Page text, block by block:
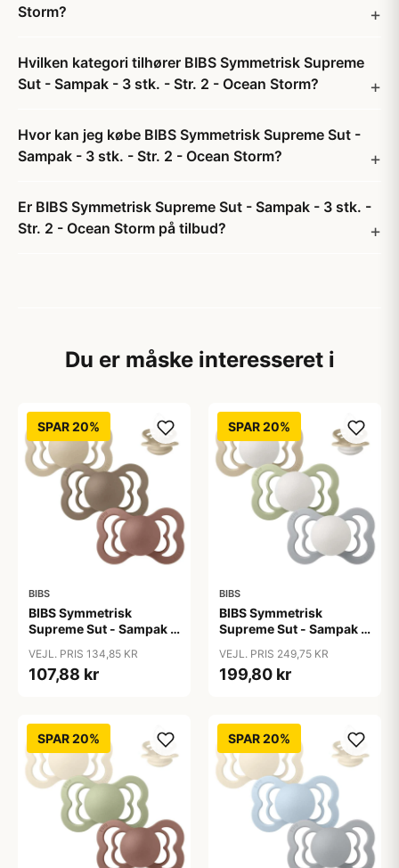
Storm?
Hvilken kategori tilhører BIBS Symmetrisk Supreme
Sut - Sampak - 3 stk. - Str. 2 - Ocean Storm?
Hvor kan jeg købe BIBS Symmetrisk Supreme Sut -
Sampak - 3 stk. - Str. 2 - Ocean Storm?
Er BIBS Symmetrisk Supreme Sut - Sampak - 3 stk. -
Str. 2 - Ocean Storm på tilbud?
Du er måske interesseret i
SPAR 20%
BIBS
BIBS Symmetrisk
Supreme Sut - Sampak -
Earth
VEJL. PRIS 134,85 KR
107,88 kr
SPAR 20%
BIBS
BIBS Symmetrisk
Supreme Sut - Sampak -
Tight Little One - GLOW
VEJL. PRIS 249,75 KR
199,80 kr
SPAR 20% SPAR 20%